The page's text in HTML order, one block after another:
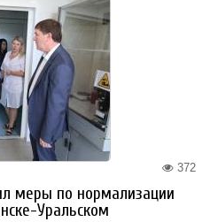
372
меры по нормализации
Уральском